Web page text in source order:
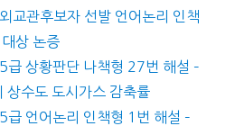
교관후보자 선발 언어논리 인책
상 논증
급 상황판단 나책형 27번 해설 –
상수도 도시가스 감축률
급 언어논리 인책형 1번 해설 –